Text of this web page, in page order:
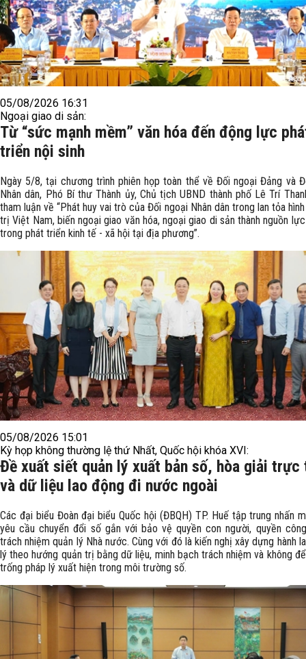
05/08/2026 16:31
Ngoại giao di sản:
Từ “sức mạnh mềm” văn hóa đến động lực
triển nội sinh
Ngày 5/8, tại chương trình phiên họp toàn thể về Đối ngoại Đảng và
Nhân dân, Phó Bí thư Thành ủy, Chủ tịch UBND thành phố Lê Trí
tham luận về “Phát huy vai trò của Đối ngoại Nhân dân trong lan tỏa
trị Việt Nam, biến ngoại giao văn hóa, ngoại giao di sản thành nguồn
trong phát triển kinh tế - xã hội tại địa phương”.
05/08/2026 15:01
Kỳ họp không thường lệ thứ Nhất, Quốc hội khóa XVI:
Đề xuất siết quản lý xuất bản số, hòa giải trực
và dữ liệu lao động đi nước ngoài
Các đại biểu Đoàn đại biểu Quốc hội (ĐBQH) TP. Huế tập trung nhấn
yêu cầu chuyển đổi số gắn với bảo vệ quyền con người, quyền
trách nhiệm quản lý Nhà nước. Cùng với đó là kiến nghị xây dựng hành
lý theo hướng quản trị bằng dữ liệu, minh bạch trách nhiệm và không
trống pháp lý xuất hiện trong môi trường số.